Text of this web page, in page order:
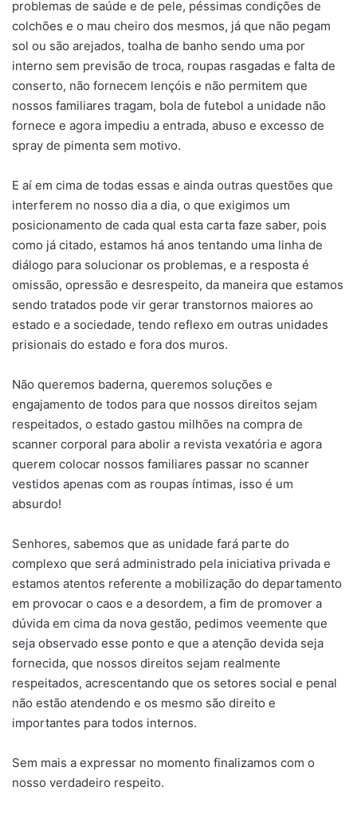
problemas de saúde e de pele, péssimas condições de
colchões e o mau cheiro dos mesmos, já que não pegam
sol ou são arejados, toalha de banho sendo uma por
interno sem previsão de troca, roupas rasgadas e falta de
conserto, não fornecem lençóis e não permitem que
nossos familiares tragam, bola de futebol a unidade não
fornece e agora impediu a entrada, abuso e excesso de
spray de pimenta sem motivo.
E aí em cima de todas essas e ainda outras questões que
interferem no nosso dia a dia, o que exigimos um
posicionamento de cada qual esta carta faze saber, pois
como já citado, estamos há anos tentando uma linha de
diálogo para solucionar os problemas, e a resposta é
omissão, opressão e desrespeito, da maneira que estamos
sendo tratados pode vir gerar transtornos maiores ao
estado e a sociedade, tendo reflexo em outras unidades
prisionais do estado e fora dos muros.
Não queremos baderna, queremos soluções e
engajamento de todos para que nossos direitos sejam
respeitados, o estado gastou milhões na compra de
scanner corporal para abolir a revista vexatória e agora
querem colocar nossos familiares passar no scanner
vestidos apenas com as roupas íntimas, isso é um
absurdo!
Senhores, sabemos que as unidade fará parte do
complexo que será administrado pela iniciativa privada e
estamos atentos referente a mobilização do departamento
em provocar o caos e a desordem, a fim de promover a
dúvida em cima da nova gestão, pedimos veemente que
seja observado esse ponto e que a atenção devida seja
fornecida, que nossos direitos sejam realmente
respeitados, acrescentando que os setores social e penal
não estão atendendo e os mesmo são direito e
importantes para todos internos.
Sem mais a expressar no momento finalizamos com o
nosso verdadeiro respeito.